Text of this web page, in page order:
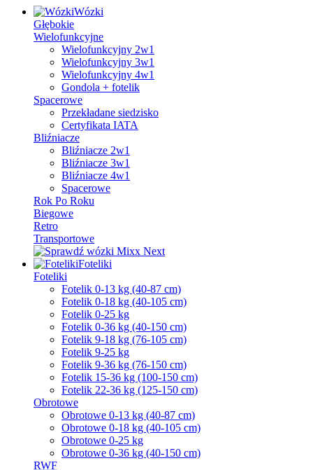
Wózki
Głębokie
Wielofunkcyjne
Wielofunkcyjny 2w1
Wielofunkcyjny 3w1
Wielofunkcyjny 4w1
Gondola + fotelik
Spacerowe
Przekładane siedzisko
Certyfikata IATA
Bliźniacze
Bliźniacze 2w1
Bliźniacze 3w1
Bliźniacze 4w1
Spacerowe
Rok Po Roku
Biegowe
Retro
Transportowe
Foteliki
Foteliki
Fotelik 0-13 kg (40-87 cm)
Fotelik 0-18 kg (40-105 cm)
Fotelik 0-25 kg
Fotelik 0-36 kg (40-150 cm)
Fotelik 9-18 kg (76-105 cm)
Fotelik 9-25 kg
Fotelik 9-36 kg (76-150 cm)
Fotelik 15-36 kg (100-150 cm)
Fotelik 22-36 kg (125-150 cm)
Obrotowe
Obrotowe 0-13 kg (40-87 cm)
Obrotowe 0-18 kg (40-105 cm)
Obrotowe 0-25 kg
Obrotowe 0-36 kg (40-150 cm)
RWF